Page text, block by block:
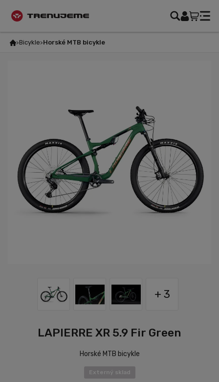
Bicykle Horské MTB bicykle
+ 3
LAPIERRE XR 5.9 Fir Green
Horské MTB bicykle
Externý sklad